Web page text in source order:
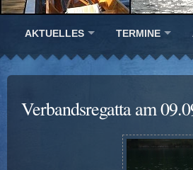
AKTUELLES TERMINE
Verbandsregatta am